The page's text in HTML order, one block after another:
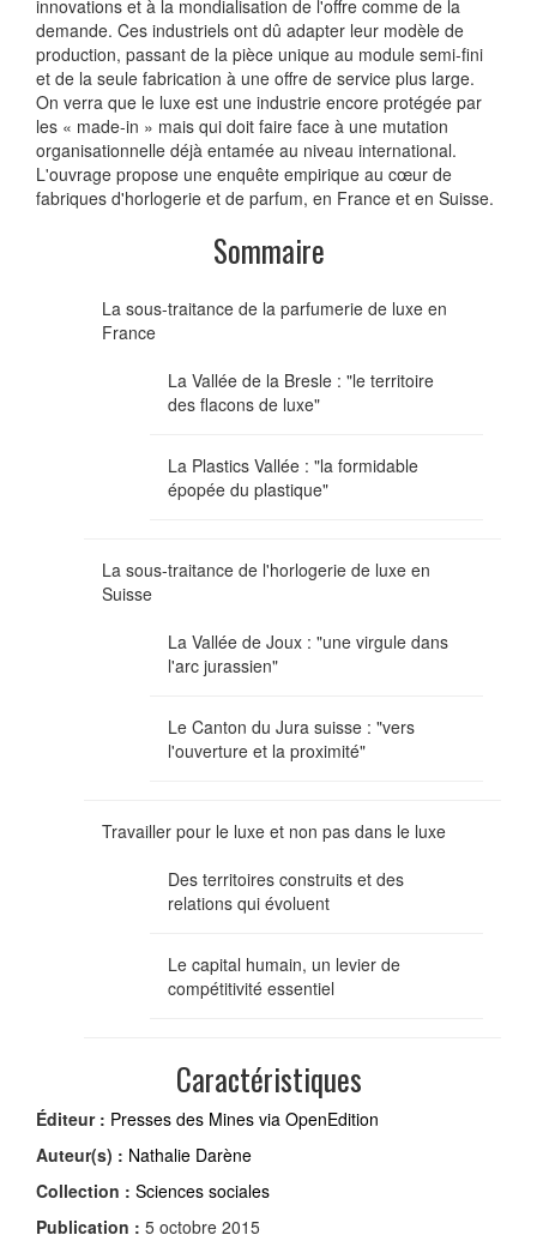
innovations et à la mondialisation de l'offre comme de la
demande. Ces industriels ont dû adapter leur modèle de
production, passant de la pièce unique au module semi-fini
et de la seule fabrication à une offre de service plus large.
On verra que le luxe est une industrie encore protégée par
les « made-in » mais qui doit faire face à une mutation
organisationnelle déjà entamée au niveau international.
L'ouvrage propose une enquête empirique au cœur de
fabriques d'horlogerie et de parfum, en France et en Suisse.
Sommaire
La sous-traitance de la parfumerie de luxe en
France
La Vallée de la Bresle : "le territoire
des flacons de luxe"
La Plastics Vallée : "la formidable
épopée du plastique"
La sous-traitance de l'horlogerie de luxe en
Suisse
La Vallée de Joux : "une virgule dans
l'arc jurassien"
Le Canton du Jura suisse : "vers
l'ouverture et la proximité"
Travailler pour le luxe et non pas dans le luxe
Des territoires construits et des
relations qui évoluent
Le capital humain, un levier de
compétitivité essentiel
Caractéristiques
Éditeur : Presses des Mines via OpenEdition
Auteur(s) : Nathalie Darène
Collection : Sciences sociales
Publication : 5 octobre 2015